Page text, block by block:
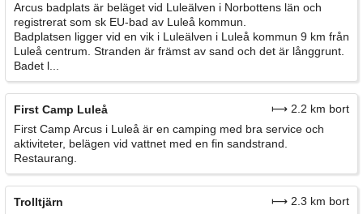
Arcus badplats är beläget vid Luleälven i Norbottens län och
registrerat som sk EU-bad av Luleå kommun.
Badplatsen ligger vid en vik i Luleälven i Luleå kommun 9 km från
Luleå centrum. Stranden är främst av sand och det är långgrunt.
Badet l...
First Camp Luleå
⟼ 2.2 km bort
First Camp Arcus i Luleå är en camping med bra service och
aktiviteter, belägen vid vattnet med en fin sandstrand.
Restaurang.
Trolltjärn
⟼ 2.3 km bort